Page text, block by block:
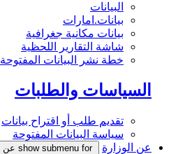
البيانات
بيانات.امارات
بيانات مكانية جغرافية
شاشة التقارير اللحظية
خطة نشر البيانات المفتوحة
السياسات والطلبات
تقديم طلب أو اقتراح بيانات
سياسة البيانات المفتوحة
عن الوزارة
show submenu for عن الوزارة